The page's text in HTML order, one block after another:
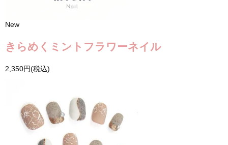
New
きらめくミントフラワーネイル
2,350円(税込)